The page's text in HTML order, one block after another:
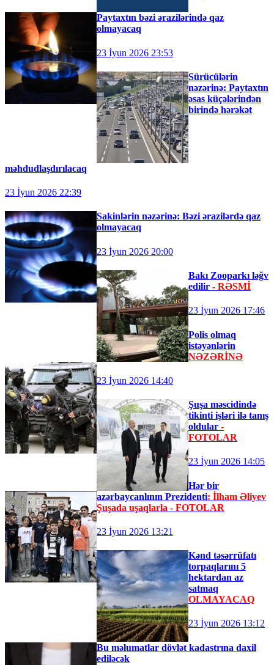
Paytaxtın bəzi ərazilərində qaz
olmayacaq
23 İyun 2026 23:53
Sürücülərin
nəzərinə: Paytaxtın
əsas küçələrindən
birində hərəkət
məhdudlaşdırılacaq
23 İyun 2026 22:39
Sakinlərin nəzərinə: Bəzi ərazilərdə qaz
olmayacaq
23 İyun 2026 20:00
Bakı Zooparkı ləğv
edilir - RƏSMİ
23 İyun 2026 17:46
Polis olmaq
istəyənlərin
NƏZƏRİNƏ
23 İyun 2026 14:40
Şuşa məscidində
tikinti işləri ilə tanış
oldular -
FOTOLAR
23 İyun 2026 14:05
Hər bir
azərbaycanlının Prezidenti: İlham Əliyev
Şuşada uşaqlarla - FOTOLAR
23 İyun 2026 13:21
Kənd təsərrüfatı
torpaqlarını 5
hektardan az
satmaq
OLMAYACAQ
23 İyun 2026 13:12
Bu məlumatlar dövlət kadastrına daxil
ediləcək